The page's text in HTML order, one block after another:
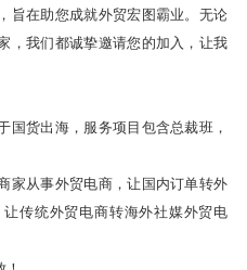
旨在助您成就外贸宏图霸业。无论
，我们都诚挚邀请您的加入，让我
国货出海，服务项目包含总裁班，
家从事外贸电商，让国内订单转外
传统外贸电商转海外社媒外贸电